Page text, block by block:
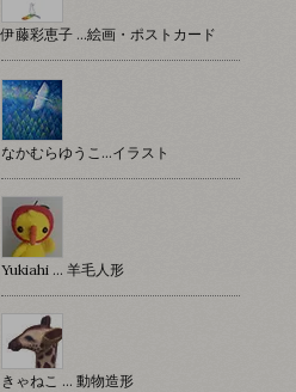
伊藤彩恵子 …絵画・ポストカード
なかむらゆうこ…イラスト
Yukiahi … 羊毛人形
きゃねこ … 動物造形